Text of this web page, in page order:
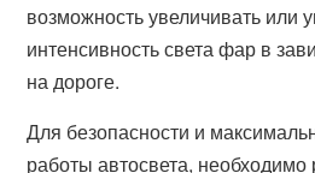
возможность увеличивать или
интенсивность света фар в
на дороге.
Для безопасности и
работы автосвета, необходимо